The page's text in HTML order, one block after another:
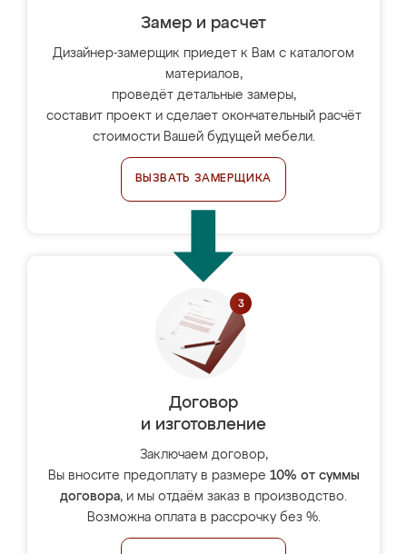
Замер и расчет
Дизайнер-замерщик приедет к Вам с каталогом
материалов,
проведёт детальные замеры,
составит проект и сделает окончательный расчёт
стоимости Вашей будущей мебели.
ВЫЗВАТЬ ЗАМЕРЩИКА
Договор
и изготовление
Заключаем договор,
Вы вносите предоплату в размере 10% от суммы
договора, и мы отдаём заказ в производство.
Возможна оплата в рассрочку без %.